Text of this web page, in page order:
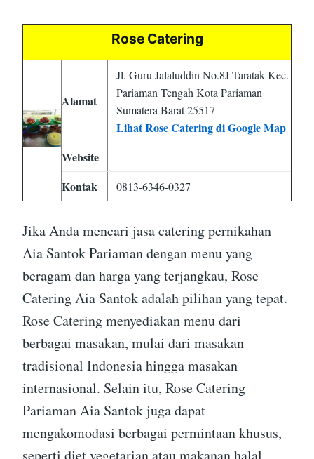
Rose Catering
Alamat
Jl. Guru Jalaluddin No.8J Taratak Kec.
Pariaman Tengah Kota Pariaman
Sumatera Barat 25517
Lihat Rose Catering di Google Map
Website
Kontak
0813-6346-0327
Jika Anda mencari jasa catering pernikahan
Aia Santok Pariaman dengan menu yang
beragam dan harga yang terjangkau, Rose
Catering Aia Santok adalah pilihan yang tepat.
Rose Catering menyediakan menu dari
berbagai masakan, mulai dari masakan
tradisional Indonesia hingga masakan
internasional. Selain itu, Rose Catering
Pariaman Aia Santok juga dapat
mengakomodasi berbagai permintaan khusus,
seperti diet vegetarian atau makanan halal.